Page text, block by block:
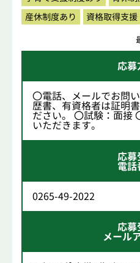
産休制度あり
資格取得支援
応募
〇電話、メールでお問
歴書、有資格者は証明
ださい。 〇試験：面接
いただきます。
応募
電話
0265-49-2022
応募
メール